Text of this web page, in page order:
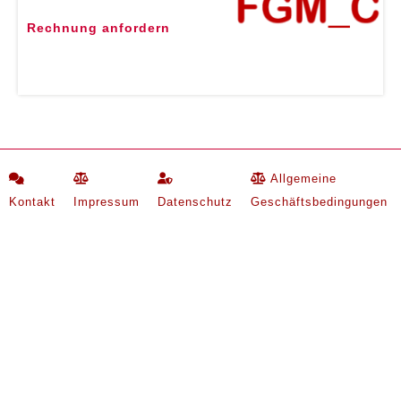
Rechnung anfordern
Kontakt Impressum Datenschutz
Allgemeine
Geschäftsbedingungen